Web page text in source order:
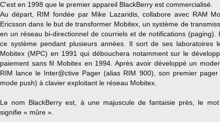
C'est en 1998 que le premier appareil BlackBerry est commercialisé.
Au départ, RIM fondée par Mike Lazaridis, collabore avec RAM
Ericsson dans le but de transformer Mobitex, un système de
en un réseau bi-directionnel de courriels et de notifications (paging).
ce système pendant plusieurs années. Il sort de ses laboratoires
Mobitex (MPC) en 1991 qui débouchera notamment sur le
paiement sans fil Mobitex en 1994. Après avoir développé un
RIM lance le Inter@ctive Pager (alias RIM 900), son premier
mode push) à clavier exploitant le réseau Mobitex.
Le nom BlackBerry est, à une majuscule de fantaisie près, le
signifie « mûre ».